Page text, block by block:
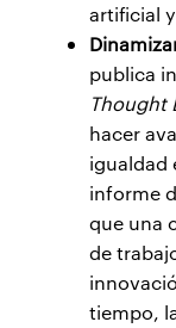
artificial
publica
Thought
hacer
igualdad
informe
que una
de
tiempo,